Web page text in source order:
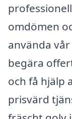
omdömen
använda
begära
och få hjälp
prisvärd